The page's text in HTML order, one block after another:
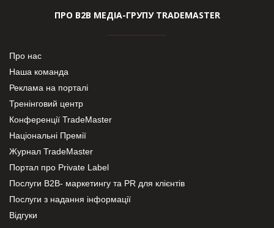
ПРО В2В МЕДІА-ГРУПУ TRADEMASTER
Про нас
Наша команда
Реклама на порталі
Тренінговий центр
Конференції TradeMaster
Національні Премії
Журнал TradeMaster
Портал про Private Label
Послуги В2В- маркетингу та PR для клієнтів
Послуги з надання інформації
Відгуки